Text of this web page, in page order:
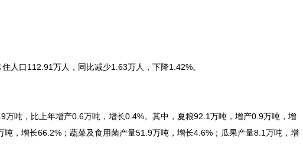
人口112.91万人，同比减少1.63万人，下降1.42%。
吨，比上年增产0.6万吨，增长0.4%。其中，夏粮92.1万吨，增产0.9万吨，增
，增长66.2%；蔬菜及食用菌产量51.9万吨，增长4.6%；瓜果产量8.1万吨，增